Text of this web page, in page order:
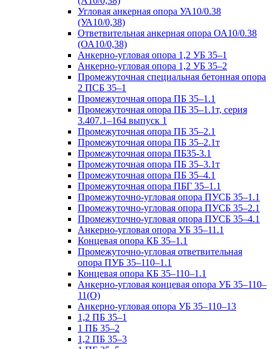
Угловая анкерная опора УА10/0.38
(УА10/0,38)
Ответвительная анкерная опора ОА10/0.38
(ОА10/0,38)
Анкерно-угловая опора 1,2 УБ 35–1
Анкерно-угловая опора 1,2 УБ 35–2
Промежуточная специальная бетонная опора
2 ПСБ 35–1
Промежуточная опора ПБ 35–1.1
Промежуточная опора ПБ 35–1.1т, серия
3.407.1–164 выпуск 1
Промежуточная опора ПБ 35–2.1
Промежуточная опора ПБ 35–2.1т
Промежуточная опора ПБ35-3.1
Промежуточная опора ПБ 35–3.1т
Промежуточная опора ПБ 35–4.1
Промежуточная опора ПБГ 35–1.1
Промежуточно-угловая опора ПУСБ 35–1.1
Промежуточно-угловая опора ПУСБ 35–2.1
Промежуточно-угловая опора ПУСБ 35–4.1
Анкерно-угловая опора УБ 35–11.1
Концевая опора КБ 35–1.1
Промежуточно-угловая ответвительная
опора ПУБ 35–110–1.1
Концевая опора КБ 35–110–1.1
Анкерно-угловая концевая опора УБ 35–110–
11(О)
Анкерно-угловая опора УБ 35–110–13
1,2 ПБ 35–1
1 ПБ 35–2
1,2 ПБ 35–3